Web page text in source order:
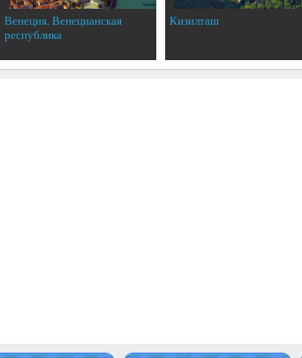
Венеция. Венецианская
республика
Кизилташ